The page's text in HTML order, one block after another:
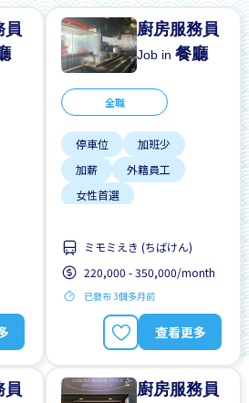
員 廚房服務員
Job in餐廳
全職
停車位
加班少
加薪
外籍員工
女性首選
提供宿舍
支付交通費
支持搬遷
ミモミえき (ちばけん)
220,000 - 350,000/month
已發布 3個多月前
查看更多
員 廚房服務員